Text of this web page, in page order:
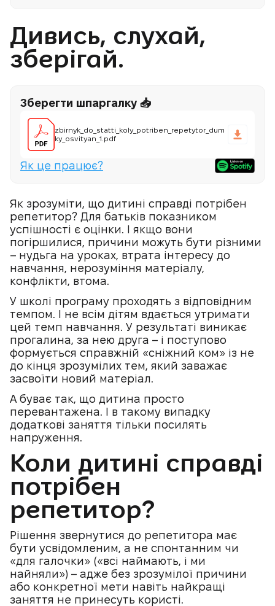
Дивись, слухай,
зберігай.
Зберегти шпаргалку 📥
zbirnyk_do_statti_koly_potriben_repetytor_dum
ky_osvityan_1.pdf
Як це працює?
Як зрозуміти, що дитині справді потрібен
репетитор? Для батьків показником
успішності є оцінки. І якщо вони
погіршилися, причини можуть бути різними
– нудьга на уроках, втрата інтересу до
навчання, нерозуміння матеріалу,
конфлікти, втома.
У школі програму проходять з відповідним
темпом. І не всім дітям вдається утримати
цей темп навчання. У результаті виникає
прогалина, за нею друга – і поступово
формується справжній «сніжний ком» із не
до кінця зрозумілих тем, який заважає
засвоїти новий матеріал.
А буває так, що дитина просто
перевантажена. І в такому випадку
додаткові заняття тільки посилять
напруження.
Коли дитині справді
потрібен
репетитор?
Рішення звернутися до репетитора має
бути усвідомленим, а не спонтанним чи
«для галочки» («всі наймають, і ми
найняли») – адже без зрозумілої причини
або конкретної мети навіть найкращі
заняття не принесуть користі.